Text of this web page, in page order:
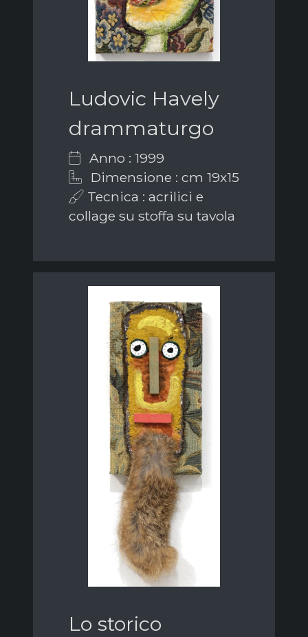
Ludovic Havely
drammaturgo
Anno : 1999
Dimensione : cm 19x15
Tecnica : acrilici e
collage su stoffa su tavola
Lo storico